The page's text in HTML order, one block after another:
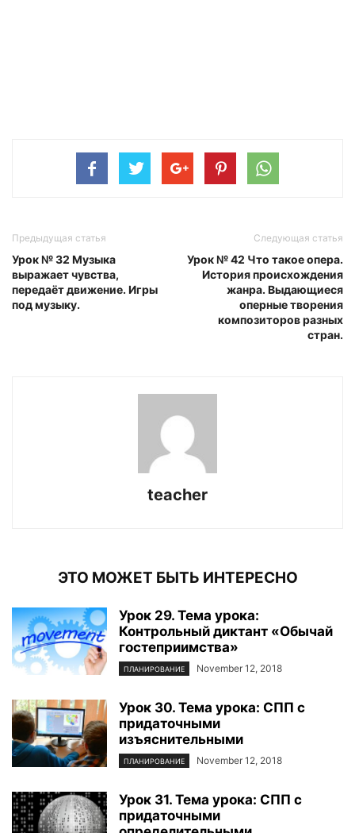
Предыдущая статья
Урок № 32 Музыка
выражает чувства,
передаёт движение. Игры
под музыку.
Следующая статья
Урок № 42 Что такое опера.
История происхождения
жанра. Выдающиеся
оперные творения
композиторов разных
стран.
teacher
ЭТО МОЖЕТ БЫТЬ ИНТЕРЕСНО
Урок 29. Тема урока:
Контрольный диктант «Обычай
гостеприимства»
ПЛАНИРОВАНИЕ November 12, 2018
Урок 30. Тема урока: СПП с
придаточными
изъяснительными
ПЛАНИРОВАНИЕ November 12, 2018
Урок 31. Тема урока: СПП с
придаточными